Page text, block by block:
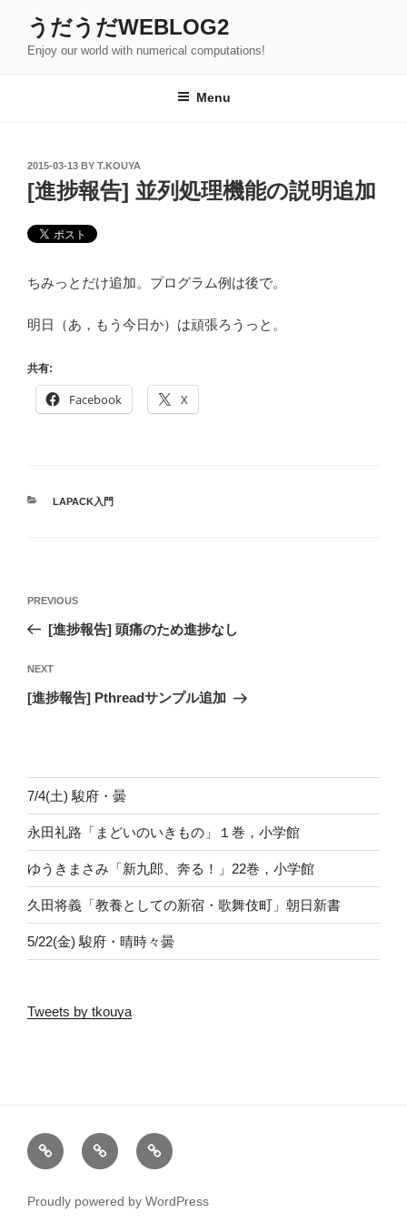
content
うだうだWEBLOG2
Enjoy our world with numerical computations!
Menu
POSTED
ON
2015-03-13 BY T.KOUYA
[進捗報告] 並列処理機能の説明追加
ちみっとだけ追加。プログラム例は後で。
明日（あ，もう今日か）は頑張ろうっと。
共有:
Facebook X
CATEGORIES
LAPACK入門
ビ
ゲ
ン
Previous
Post
PREVIOUS
[進捗報告] 頭痛のため進捗なし
Next
Post
NEXT
[進捗報告] Pthreadサンプル追加
7/4(土) 駿府・曇
永田礼路「まどいのいきもの」１巻，小学館
ゆうきまさみ「新九郎、奔る！」22巻，小学館
久田将義「教養としての新宿・歌舞伎町」朝日新書
5/22(金) 駿府・晴時々曇
Tweets by tkouya
ホ
ー
RSS
ト
ッ
Proudly powered by WordPress